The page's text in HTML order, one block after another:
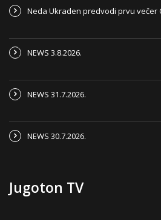
Neda Ukraden predvodi prvu večer
NEWS 3.8.2026.
NEWS 31.7.2026.
NEWS 30.7.2026.
Jugoton TV